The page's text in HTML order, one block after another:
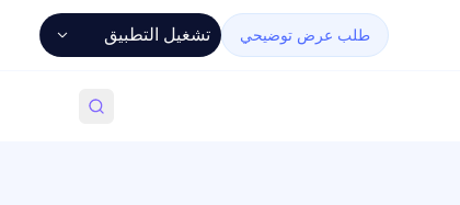
طلب عرض توضيحي تشغيل التطبيق